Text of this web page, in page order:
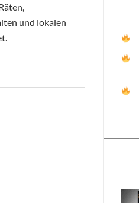
und lokalen